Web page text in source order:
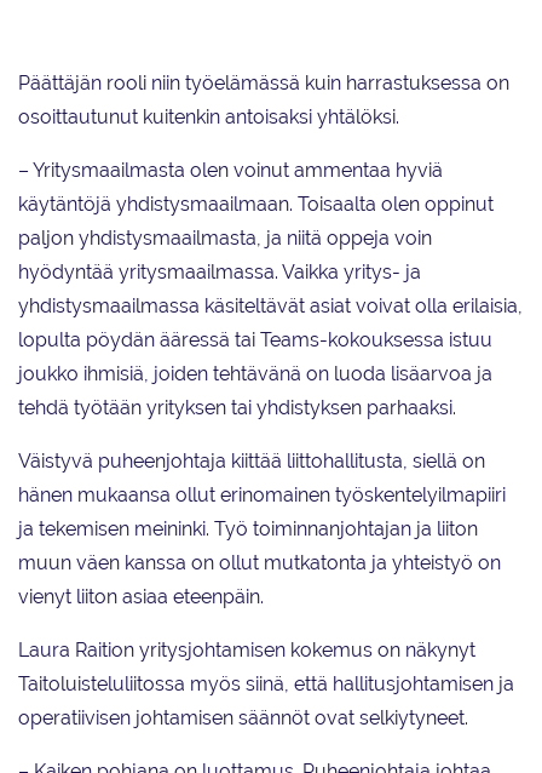
Päättäjän rooli niin työelämässä kuin harrastuksessa on
osoittautunut kuitenkin antoisaksi yhtälöksi.
– Yritysmaailmasta olen voinut ammentaa hyviä
käytäntöjä yhdistysmaailmaan. Toisaalta olen oppinut
paljon yhdistysmaailmasta, ja niitä oppeja voin
hyödyntää yritysmaailmassa. Vaikka yritys- ja
yhdistysmaailmassa käsiteltävät asiat voivat olla erilaisia,
lopulta pöydän ääressä tai Teams-kokouksessa istuu
joukko ihmisiä, joiden tehtävänä on luoda lisäarvoa ja
tehdä työtään yrityksen tai yhdistyksen parhaaksi.
Väistyvä puheenjohtaja kiittää liittohallitusta, siellä on
hänen mukaansa ollut erinomainen työskentelyilmapiiri
ja tekemisen meininki. Työ toiminnanjohtajan ja liiton
muun väen kanssa on ollut mutkatonta ja yhteistyö on
vienyt liiton asiaa eteenpäin.
Laura Raition yritysjohtamisen kokemus on näkynyt
Taitoluisteluliitossa myös siinä, että hallitusjohtamisen ja
operatiivisen johtamisen säännöt ovat selkiytyneet.